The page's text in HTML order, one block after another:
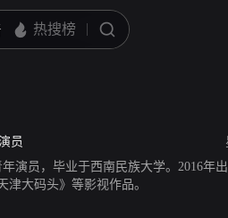
员
演员，毕业于西南民族大学。2016年
大码头》等影视作品。